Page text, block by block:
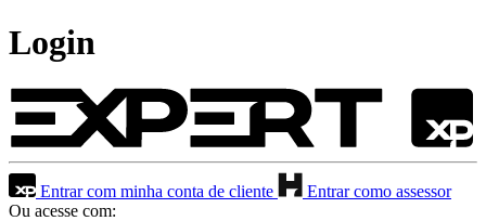
Login
Entrar com minha conta de cliente
Entrar como assessor
Ou acesse com: